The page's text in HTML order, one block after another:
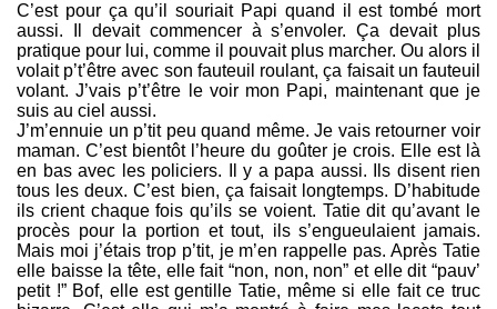
C’est pour ça qu’il souriait Papi quand il est tombé mort
aussi. Il devait commencer à s’envoler. Ça devait plus
pratique pour lui, comme il pouvait plus marcher. Ou alors il
volait p’t’être avec son fauteuil roulant, ça faisait un fauteuil
volant. J’vais p’t’être le voir mon Papi, maintenant que je
suis au ciel aussi.
J’m’ennuie un p’tit peu quand même. Je vais retourner voir
maman. C’est bientôt l’heure du goûter je crois. Elle est là
en bas avec les policiers. Il y a papa aussi. Ils disent rien
tous les deux. C’est bien, ça faisait longtemps. D’habitude
ils crient chaque fois qu’ils se voient. Tatie dit qu’avant le
procès pour la portion et tout, ils s’engueulaient jamais.
Mais moi j’étais trop p’tit, je m’en rappelle pas. Après Tatie
elle baisse la tête, elle fait “non, non, non” et elle dit “pauv’
petit !” Bof, elle est gentille Tatie, même si elle fait ce truc